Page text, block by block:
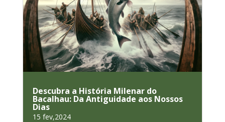
Descubra a História Milenar do
Bacalhau: Da Antiguidade aos Nossos
Dias
15 fev,2024